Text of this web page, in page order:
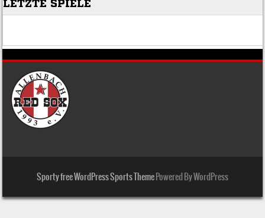
Sporty free WordPress Sports ThemePowered By WordPress